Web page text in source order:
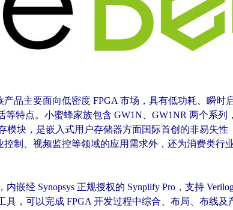
品主要面向低密度 FPGA 市场，具有低功耗、瞬时
特点。小蜜蜂家族包含 GW1N、GW1NR 两个系列，
模块，是嵌入式用户存储器方面国际首创的非易失性
制、视频监控等领域的应用需求外，还为消费类行
经 Synopsys 正规授权的 Synplify Pro，支持 Verilog
，可以完成 FPGA 开发过程中综合、布局、布线及